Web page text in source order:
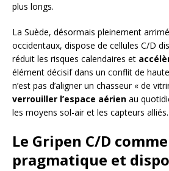
plus longs.
La Suède, désormais pleinement
occidentaux, dispose de cellules C/D
réduit les risques calendaires et
élément décisif dans un conflit de
n’est pas d’aligner un chasseur « de
verrouiller l’espace aérien au
les moyens sol-air et les capteurs alliés.
Le Gripen C/D
pragmatique et